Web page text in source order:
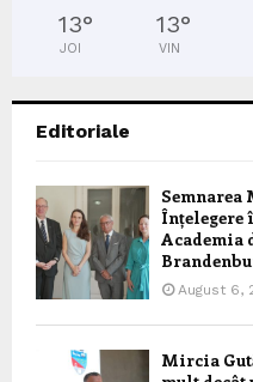
13°
JOI
13°
VIN
Editoriale
Semnarea
Înțelegere
Academia
August 6,
Mircia